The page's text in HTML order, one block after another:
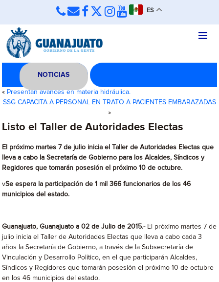
ES
NOTICIAS
« Presentan avances en materia hidráulica.
SSG CAPACITA A PERSONAL EN TRATO A PACIENTES EMBARAZADAS
»
Listo el Taller de Autoridades Electas
El próximo martes 7 de julio inicia el Taller de Autoridades Electas que
lleva a cabo la Secretaría de Gobierno para los Alcaldes, Síndicos y
Regidores que tomarán posesión el próximo 10 de octubre.
vSe espera la participación de 1 mil 366 funcionarios de los 46
municipios del estado.
Guanajuato, Guanajuato a 02 de Julio de 2015.-El próximo martes 7 de
julio inicia el Taller de Autoridades Electas que lleva a cabo cada 3
años la Secretaría de Gobierno, a través de la Subsecretaría de
Vinculación y Desarrollo Político, en el que participarán Alcaldes,
Síndicos y Regidores que tomarán posesión el próximo 10 de octubre
en los 46 municipios del estado.